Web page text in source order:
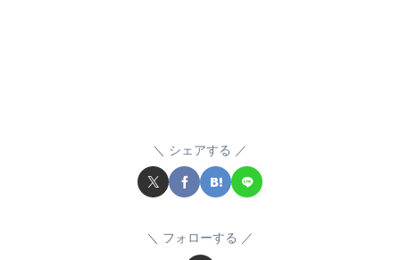
シェアする
フォローする